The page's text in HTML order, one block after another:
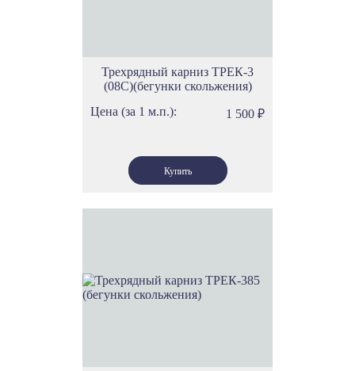
Трехрядный карниз ТРЕК-3
(08С)(бегунки скольжения)
Цена (за 1 м.п.):
1 500 ₽